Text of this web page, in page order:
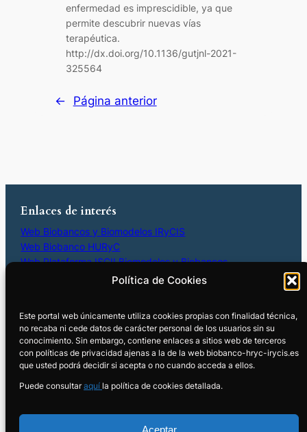
Política de Cookies
Este portal web únicamente utiliza cookies propias con finalidad técnica,
no recaba ni cede datos de carácter personal de los usuarios sin su
conocimiento. Sin embargo, contiene enlaces a sitios web de terceros
con políticas de privacidad ajenas a la de la web biobanco-hryc-irycis.es
que usted podrá decidir si acepta o no cuando acceda a ellos.
Puede consultaraquí la política de cookies detallada.
Aceptar
enfermedad es imprescidible, ya que
permite descubrir nuevas vías
terapéutica.
http://dx.doi.org/10.1136/gutjnl-2021-
325564
← Página anterior
Enlaces de interés
Web Biobancos y Biomodelos IRyCIS
Web Biobanco HURyC
Web Plataforma ISCII Biomodelos y Biobancos
Contacto Biobanco HURyCIRyCIS
654 02 73 42
biobanco@salud.madrid.org
Biobanco-hryc-irycis
de uso